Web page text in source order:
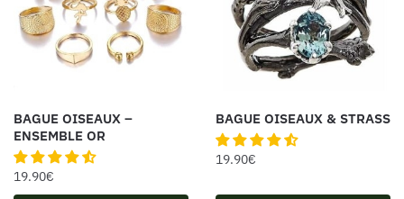
BAGUE OISEAUX –
ENSEMBLE OR
19.90€
BAGUE OISEAUX & STRASS
19.90€